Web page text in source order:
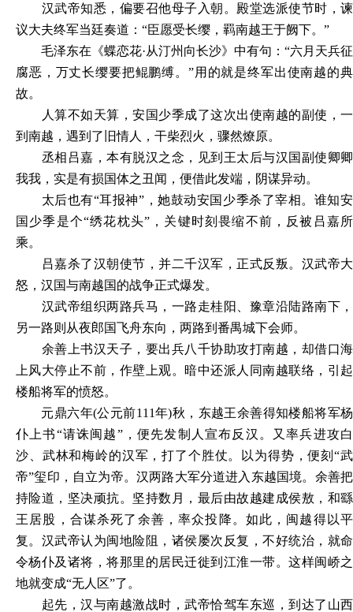
汉武帝知悉，偏要召他母子入朝。殿堂选派使节时，谏
议大夫终军当廷奏道： “臣愿受长缨，羁南越王于阙下。”
毛泽东在《蝶恋花·从汀州向长沙》中有句：“六月天兵征
腐恶，万丈长缨要把鲲鹏缚。”用的就是终军出使南越的典
故。
人算不如天算，安国少季成了这次出使南越的副使，一
到南越，遇到了旧情人，干柴烈火，骤然燎原。
丞相吕嘉，本有脱汉之念，见到王太后与汉国副使卿卿
我我，实是有损国体之丑闻，便借此发端，阴谋异动。
太后也有“耳报神”，她鼓动安国少季杀了宰相。谁知安
国少季是个“绣花枕头”，关键时刻畏缩不前，反被吕嘉所
乘。
吕嘉杀了汉朝使节，并二千汉军，正式反叛。汉武帝大
怒，汉国与南越国的战争正式爆发。
汉武帝组织两路兵马，一路走桂阳、豫章沿陆路南下，
另一路则从夜郎国飞舟东向，两路到番禺城下会师。
余善上书汉天子，要出兵八千协助攻打南越，却借口海
上风大停止不前，作壁上观。暗中还派人同南越联络，引起
楼船将军的愤怒。
元鼎六年(公元前111年)秋，东越王余善得知楼船将军杨
仆上书“请诛闽越”，便先发制人宣布反汉。又率兵进攻白
沙、武林和梅岭的汉军，打了个胜仗。以为得势，便刻“武
帝”玺印，自立为帝。汉两路大军分道进入东越国境。余善把
持险道，坚决顽抗。坚持数月，最后由故越建成侯敖，和繇
王居股，合谋杀死了余善，率众投降。如此，闽越得以平
复。汉武帝认为闽地险阻，诸侯屡次反复，不好统治，就命
令杨仆及诸将，将那里的居民迁徙到江淮一带。这样闽峤之
地就变成“无人区”了。
起先，汉与南越激战时，武帝恰驾车东巡，到达了山西